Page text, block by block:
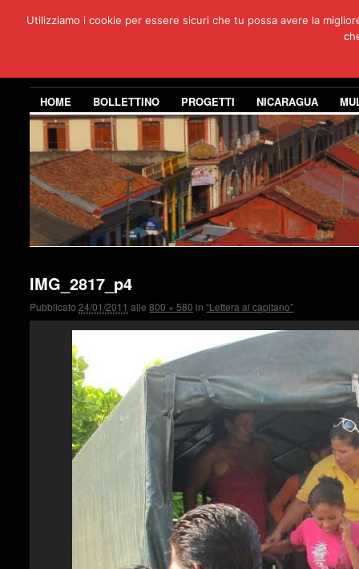
HOME BOLLETTINO PROGETTI NICARAGUA
IMG_2817_p4
Pubblicato24/01/2011 alle800 × 580 in“Lettera al capitano”
Utilizziamo i cookie per essere sicuri che tu possa avere la